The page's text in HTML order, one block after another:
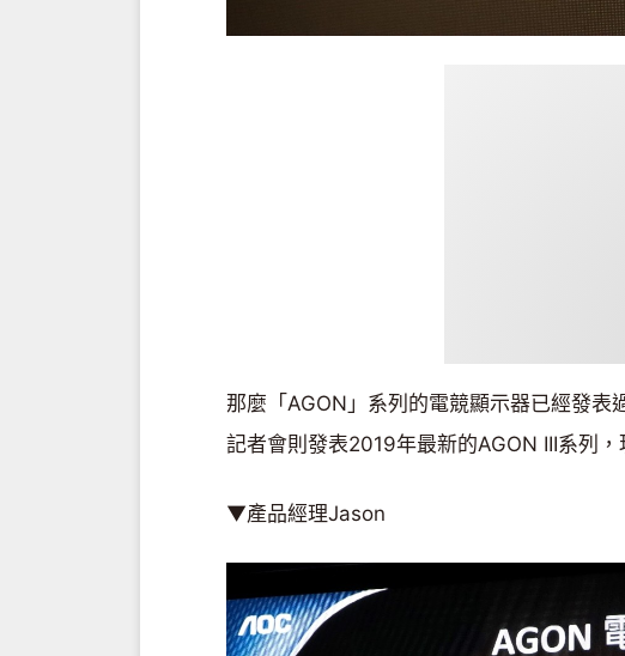
那麼「AGON」系列的電競顯示器已經發表
記者會則發表2019年最新的AGON III系列
▼產品經理Jason